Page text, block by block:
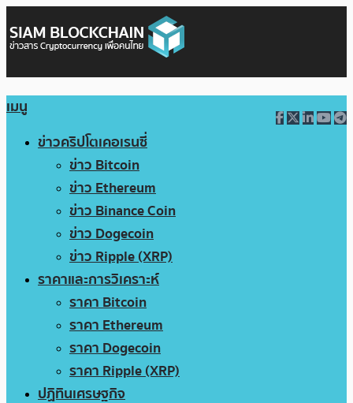
เมนู
ข่าวคริปโตเคอเรนซี่
ข่าว Bitcoin
ข่าว Ethereum
ข่าว Binance Coin
ข่าว Dogecoin
ข่าว Ripple (XRP)
ราคาและการวิเคราะห์
ราคา Bitcoin
ราคา Ethereum
ราคา Dogecoin
ราคา Ripple (XRP)
ปฏิทินเศรษฐกิจ